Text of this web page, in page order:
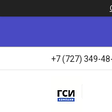
+7 (727) 349-